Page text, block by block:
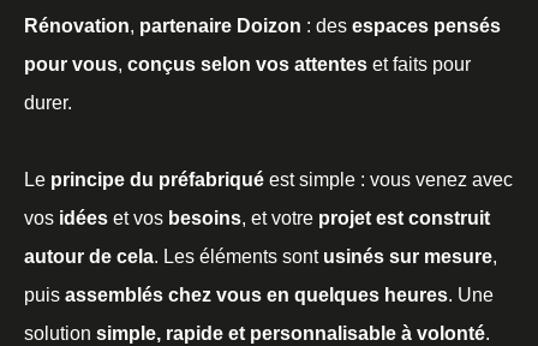
Rénovation, partenaire Doizon : des espaces pensés
pour vous, conçus selon vos attentes et faits pour
durer.
Le principe du préfabriqué est simple : vous venez avec
vos idées et vos besoins, et votre projet est construit
autour de cela. Les éléments sont usinés sur mesure,
puis assemblés chez vous en quelques heures. Une
solution simple, rapide et personnalisable à volonté.